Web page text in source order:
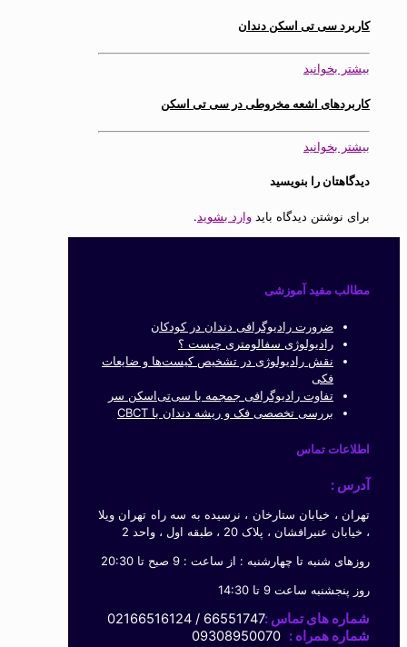
کاربرد سی تی اسکن دندان
بیشتر بخوانید
کاربردهای اشعه مخروطی در سی تی اسکن
بیشتر بخوانید
دیدگاهتان را بنویسید
برای نوشتن دیدگاه باید وارد بشوید.
مطالب مفید آموزشی
ضرورت رادیوگرافی دندان در کودکان
رادیولوژی سفالومتری چیست ؟
نقش رادیولوژی در تشخیص کیست‌ها و ضایعات
فکی
تفاوت رادیوگرافی جمجمه با سی‌تی‌اسکن سر
بررسی تخصصی فک و ریشه دندان با CBCT
اطلاعات تماس
آدرس :
تهران ، خیابان ستارخان ، نرسیده به سه راه تهران ویلا
، خیابان عنبرافشان ، پلاک 20 ، طبقه اول ، واحد 2
روزهای شنبه تا چهارشنبه : از ساعت : 9 صبح تا 20:30
روز پنجشنبه ساعت 9 تا 14:30
شماره های تماس :66551747 / 02166516124
شماره همراه : 09308950070